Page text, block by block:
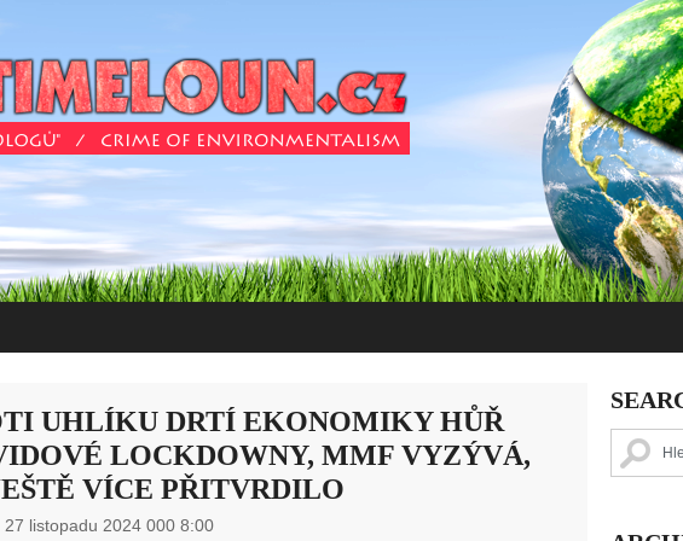
UHLÍKU DRTÍ EKONOMIKY HŮŘ
LOCKDOWNY, MMF VYZÝVÁ,
VÍCE PŘITVRDILO
listopadu 2024 000 8:00